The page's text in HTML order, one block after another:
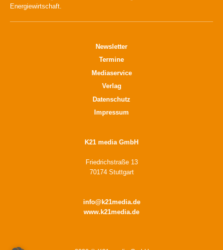
Energiewirtschaft.
Newsletter
Termine
Mediaservice
Verlag
Datenschutz
Impressum
K21 media GmbH
Friedrichstraße 13
70174 Stuttgart
info@k21media.de
www.k21media.de